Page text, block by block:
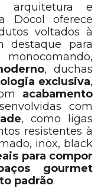
arquitetura e
Docol oferece
voltados à
destaque para
, duchas
exclusiva,
acabamento
com
, como ligas
resistentes à
inox, black
para compor
gourmet
padrão.